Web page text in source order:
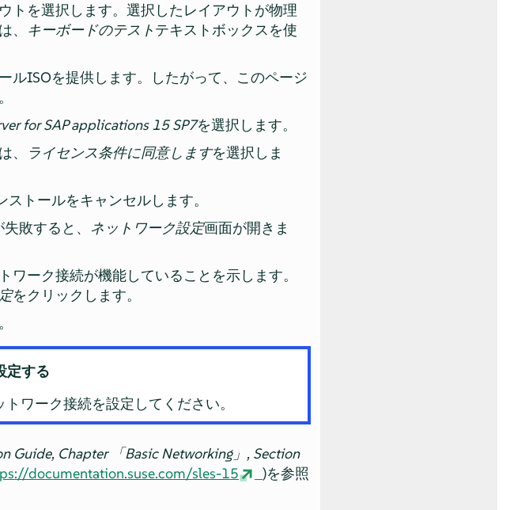
トを選択します。選択したレイアウトが物理
、 キーボードのテストテキストボックスを使
ルISOを提供します。したがって、このページ
for SAP applications 15 SP7を選択します。
、
ライセンス条件に同意しますを選択しま
ストールをキャンセルします。
敗すると、 ネットワーク設定画面が開きま
ワーク接続が機能していることを示します。
をクリックします。
定する
ワーク接続を設定してください。
Guide, Chapter 「Basic Networking」 , Section
documentation.suse.com/sles-15
)を参照